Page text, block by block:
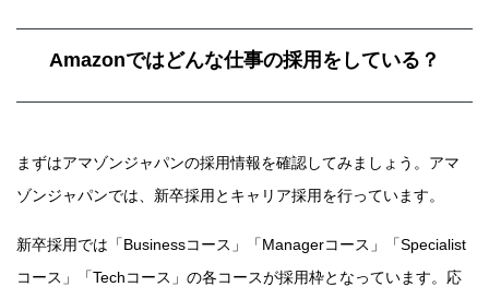
Amazonではどんな仕事の採用をしている？
まずはアマゾンジャパンの採用情報を確認してみましょう。アマ
ゾンジャパンでは、新卒採用とキャリア採用を行っています。
新卒採用では「Businessコース」「Managerコース」「Specialist
コース」「Techコース」の各コースが採用枠となっています。応